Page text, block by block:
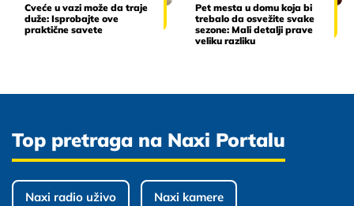
Cveće u vazi može da traje
duže: Isprobajte ove
praktične savete
Pet mesta u domu koja bi
trebalo da osvežite svake
sezone: Mali detalji prave
veliku razliku
Top pretraga na Naxi Portalu
Naxi radio uživo Naxi kamere